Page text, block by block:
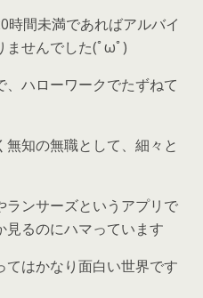
時間未満であればアルバイ
ませんでした(ﾟωﾟ)
ハローワークでたずねて
知の無職として、細々と
ンサーズというアプリで
るのにハマっています
はかなり面白い世界です